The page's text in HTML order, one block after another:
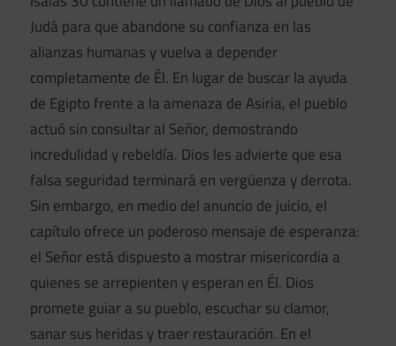
Judá para que abandone su confianza en las
alianzas humanas y vuelva a depender
completamente de Él. En lugar de buscar la ayuda
de Egipto frente a la amenaza de Asiria, el pueblo
actuó sin consultar al Señor, demostrando
incredulidad y rebeldía. Dios les advierte que esa
falsa seguridad terminará en vergüenza y derrota.
Sin embargo, en medio del anuncio de juicio, el
capítulo ofrece un poderoso mensaje de esperanza:
el Señor está dispuesto a mostrar misericordia a
quienes se arrepienten y esperan en Él. Dios
promete guiar a su pueblo, escuchar su clamor,
sanar sus heridas y traer restauración. En el